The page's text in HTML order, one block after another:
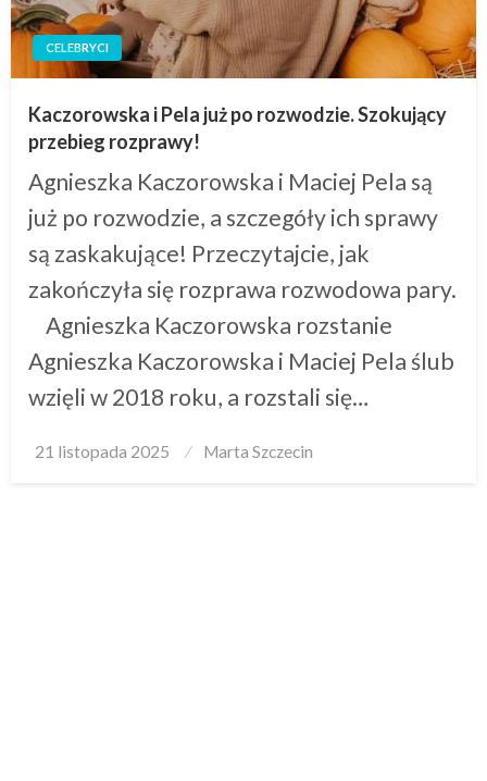
CELEBRYCI
Kaczorowska i Pela już po rozwodzie. Szokujący
przebieg rozprawy!
Agnieszka Kaczorowska i Maciej Pela są
już po rozwodzie, a szczegóły ich sprawy
są zaskakujące! Przeczytajcie, jak
zakończyła się rozprawa rozwodowa pary.
Agnieszka Kaczorowska rozstanie
Agnieszka Kaczorowska i Maciej Pela ślub
wzięli w 2018 roku, a rozstali się…
Posted
21 listopada 2025 Marta Szczecin